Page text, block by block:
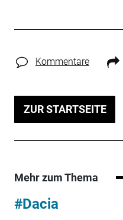
Kommentare
ZUR STARTSEITE
Mehr zum Thema
#Dacia